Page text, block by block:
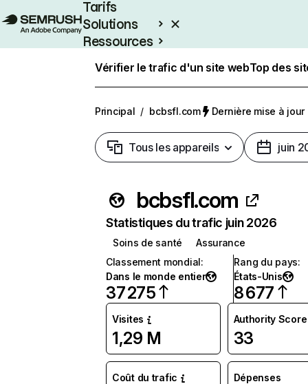
Tarifs
Solutions
Ressources
Vérifier le trafic d'un site webTop des
Principal / bcbsfl.com Dernière mise à
Tous les appareils juin
bcbsfl.com
Statistiques du trafic juin 2026
Soins de santé
Assurance
Classement mondial:
Dans le monde entier
37 275
Rang du pays:
États-Unis
8 677
Visites
1,29 M
Authority Score
33
Coût du trafic
Dépenses